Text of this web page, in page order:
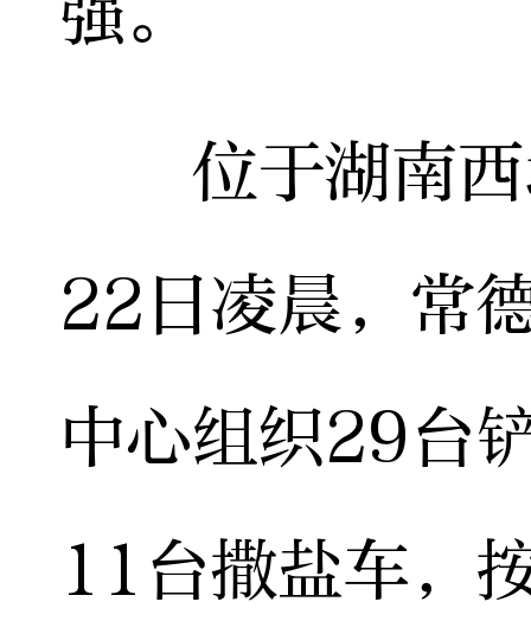
位于湖南西
22日凌晨，常
中心组织29台
11台撒盐车，